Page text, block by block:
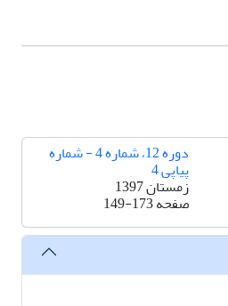
دوره 12، شماره 4 - شماره
پیاپی 4
زمستان 1397
صفحه149-173